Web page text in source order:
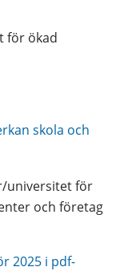
för ökad
skola och
universitet för
och företag
2025 i pdf-